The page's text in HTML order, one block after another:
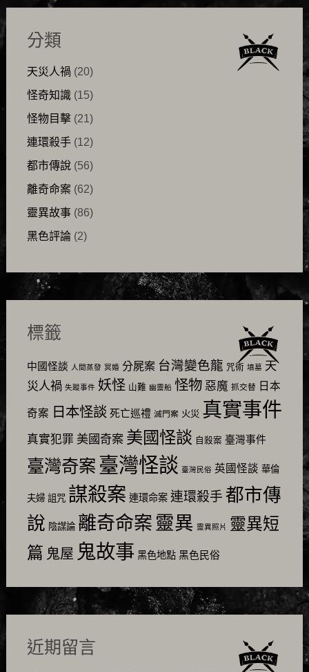
分類
天災人禍 (20)
怪奇知識(15)
怪物目擊(21)
連環殺手(12)
都市傳說(56)
離奇命案(62)
靈異故事(86)
黑色評論(2)
標籤
中國怪談 人間蒸發 冥婚 分屍案 台灣變色龍 咒術 墳墓 天
災人禍 失蹤事件 妖怪 山難 幽靈船 怪物 惡魔 抓交替 日本
奇案 日本怪談 死亡巡禮 滅門案 火災 真實事件
真實犯罪 美國奇案 美國怪談 自殺案 臺灣事件
臺灣奇案 臺灣怪談 臺灣民俗 英國怪談 華倫
夫婦 詛咒 謀殺案 連環命案 連環殺手 都市傳
說 陰謀論 離奇命案 靈異 靈異照片 靈異短
篇 鬼屋 鬼故事 黑色地點 黑色民俗
近期留言